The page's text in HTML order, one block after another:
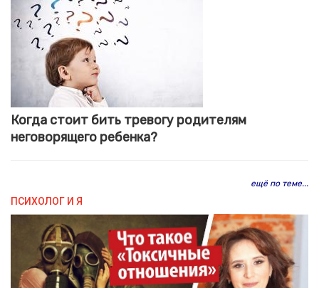
Когда стоит бить тревогу родителям
неговорящего ребенка?
ещё по теме...
ПСИХОЛОГ И Я